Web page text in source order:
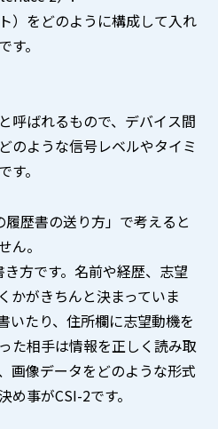
）をどのように構成して入れ
。
呼ばれるもので、デバイス間
のような信号レベルやタイミ
。
歴書の送り方」で考えると
ん。
き方です。名前や経歴、志望
かがきちんと決まっていま
いたり、住所欄に志望動機を
た相手は情報を正しく読み取
画像データをどのような形式
事がCSI-2です。